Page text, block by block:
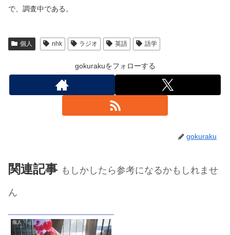
で、調査中である。
個人 nhk ラジオ 英語 語学
gokurakuをフォローする
gokuraku
関連記事 もしかしたら参考になるかもしれませ
ん
個人